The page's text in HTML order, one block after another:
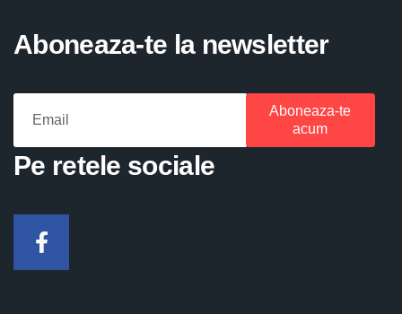
Aboneaza-te la newsletter
Aboneaza-te
acum
Pe retele sociale
Facebook